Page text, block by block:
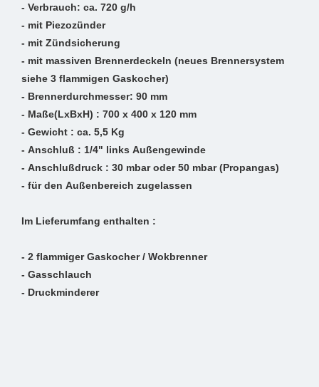
- Verbrauch: ca. 720 g/h
- mit Piezozünder
- mit Zündsicherung
- mit massiven Brennerdeckeln (neues Brennersystem
siehe 3 flammigen Gaskocher)
- Brennerdurchmesser: 90 mm
- Maße(LxBxH) : 700 x 400 x 120 mm
- Gewicht : ca. 5,5 Kg
- Anschluß : 1/4" links Außengewinde
- Anschlußdruck : 30 mbar oder 50 mbar (Propangas)
- für den Außenbereich zugelassen
Im Lieferumfang enthalten :
- 2 flammiger Gaskocher / Wokbrenner
- Gasschlauch
- Druckminderer